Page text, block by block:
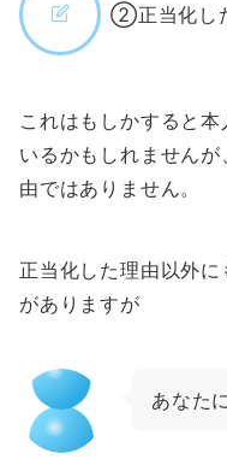
②正当化し
これはもしかすると
いるかもしれません
由ではありません。
正当化した理由以外
がありますが
あなた